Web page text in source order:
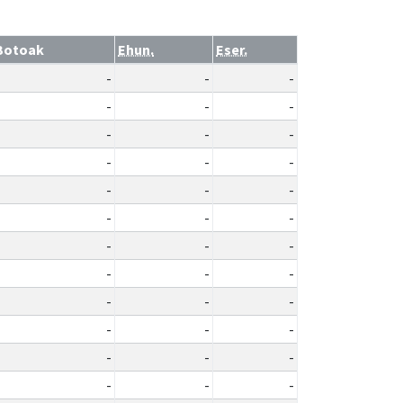
Ehun.
Eser.
-
-
-
-
-
-
-
-
-
-
-
-
-
-
-
-
-
-
-
-
-
-
-
-
-
-
-
-
-
-
-
-
-
-
- -